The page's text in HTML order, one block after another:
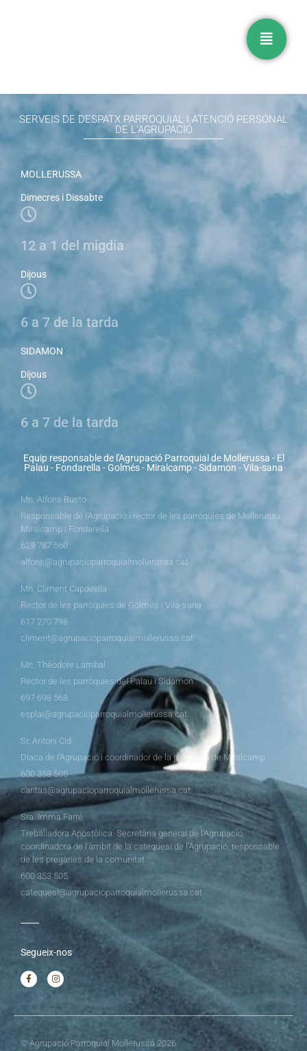
SERVEIS DE DESPATX PARROQUIAL I ATENCIÓ PERSONAL
DE L'AGRUPACIÓ
MOLLERUSSA
Dimecres i Dissabte
12 a 1 del migdia
Dijous
6 a 7 de la tarda
SIDAMON
Dijous
6 a 7 de la tarda
Equip responsable de l'Agrupació Parroquial de Mollerussa - El
Palau - Fondarella - Golmés - Miralcamp - Sidamon - Vila-sana
Mn. Alfons Busto
Responsable de l’Agrupació i rector de les parròquies de Mollerussa,
Miralcamp i Fondarella
629 787 560
alfons@agrupacioparroquialmollerussa.cat
Mn. Climent Capdevila
Rector de les parròquies de Golmés i Vila-sana
617 270 798
climent@agrupacioparroquialmollerussa.cat
Mn. Théodore Lambal
Rector de les parròquies del Palau i Sidamon
697 698 568
esplai@agrupacioparroquialmollerussa.cat
Sr. Antoni Cid
Diaca de l’Agrupació i coordinador de la parròquia de Miralcamp
600 353 505
caritas@agrupacioparroquialmollerussa.cat
Sra. Imma Farré
Treballadora Apostòlica. Secretària general de l’Agrupació,
coordinadora de l’àmbit de la catequesi de l’Agrupació, responsable
de les pregàries de la comunitat
600 353 505
catequesi@agrupacioparroquialmollerussa.cat
Segueix-nos
© Agrupació Parroquial Mollerussa 2026